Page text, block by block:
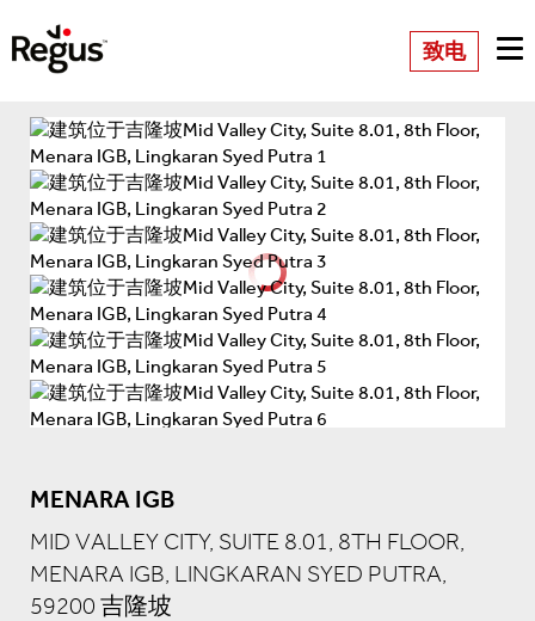
致电
MENARA IGB
MID VALLEY CITY, SUITE 8.01, 8TH FLOOR,
MENARA IGB, LINGKARAN SYED PUTRA,
59200 吉隆坡